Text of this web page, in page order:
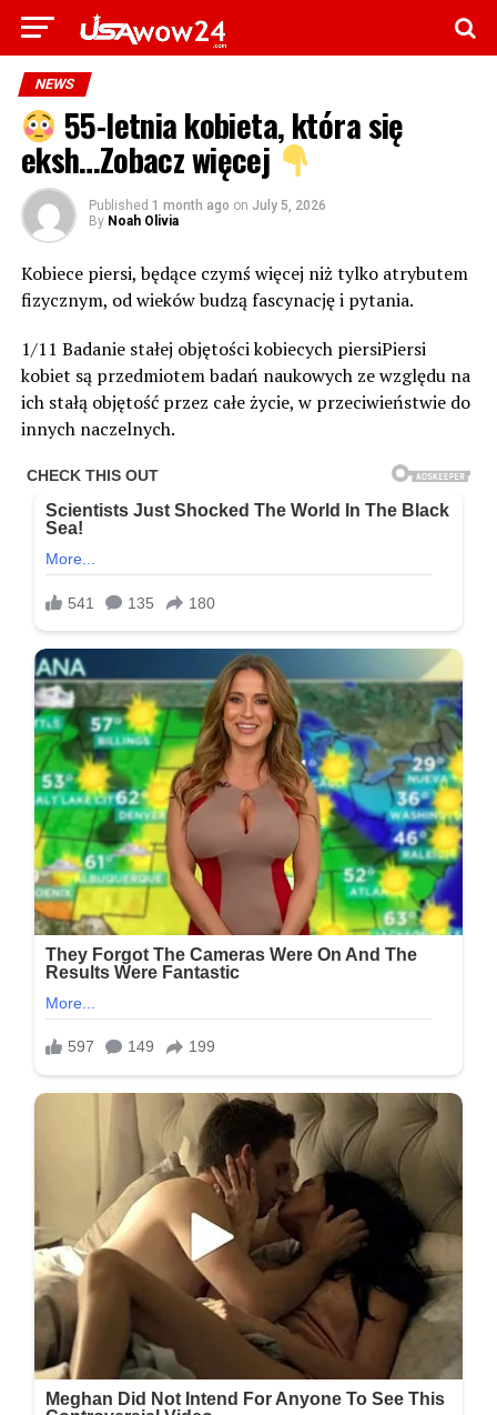
NEWS
55-letnia kobieta, która się
eksh…Zobacz więcej
Published 1 month ago on July 5, 2026
By Noah Olivia
Kobiece piersi, będące czymś więcej niż tylko atrybutem
fizycznym, od wieków budzą fascynację i pytania.
1/11 Badanie stałej objętości kobiecych piersiPiersi
kobiet są przedmiotem badań naukowych ze względu na
ich stałą objętość przez całe życie, w przeciwieństwie do
innych naczelnych.